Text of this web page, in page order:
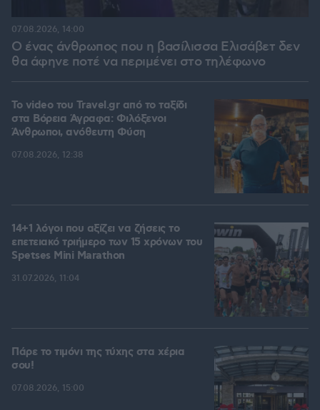
Ο ένας άνθρωπος που η βασίλισσα Ελισάβετ δεν
θα άφηνε ποτέ να περιμένει στο τηλέφωνο
07.08.2026, 14:00
To video του Travel.gr από το ταξίδι
στα Βόρεια Άγραφα: Φιλόξενοι
Άνθρωποι, ανόθευτη Φύση
07.08.2026, 12:38
14+1 λόγοι που αξίζει να ζήσεις το
επετειακό τριήμερο των 15 χρόνων του
Spetses Mini Marathon
31.07.2026, 11:04
Πάρε το τιμόνι της τύχης στα χέρια
σου!
07.08.2026, 15:00